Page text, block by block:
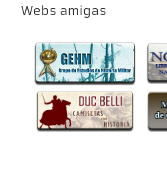
Webs amigas